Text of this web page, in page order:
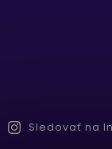
Sledovať na